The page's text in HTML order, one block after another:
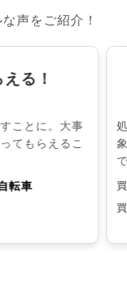
声をご紹介！
る！
ことに。大事
てもらえるこ
転車